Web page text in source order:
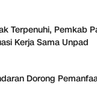
Terpenuhi, Pemkab
Kerja Sama Unpad
Dorong